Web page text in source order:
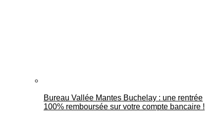
Bureau Vallée Mantes Buchelay : une rentrée
100% remboursée sur votre compte bancaire !